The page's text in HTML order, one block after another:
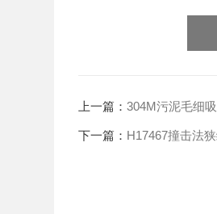
上一篇：304M​污泥毛细
下一篇： H17467撞击法